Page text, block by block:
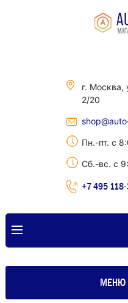
г. Москва,
2/20
Пн.-пт. с
Сб.-вс. с
+7 495
МЕНЮ